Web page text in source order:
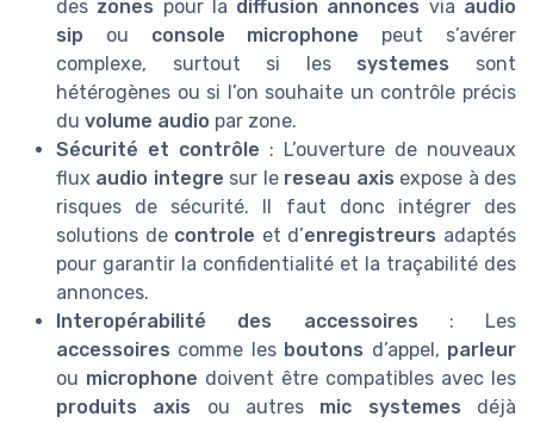
des zones pour la diffusion annonces via audio
sip ou console microphone peut s’avérer
complexe, surtout si les systemes sont
hétérogènes ou si l’on souhaite un contrôle précis
du volume audio par zone.
Sécurité et contrôle : L’ouverture de nouveaux
flux audio integre sur le reseau axis expose à des
risques de sécurité. Il faut donc intégrer des
solutions de controle et d’enregistreurs adaptés
pour garantir la confidentialité et la traçabilité des
annonces.
Interopérabilité des accessoires : Les
accessoires comme les boutons d’appel, parleur
ou microphone doivent être compatibles avec les
produits axis ou autres mic systemes déjà